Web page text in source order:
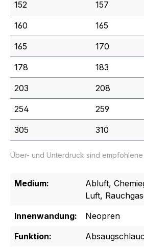
152 157
160 165
165 170
178 183
203 208
254 259
305 310
Über- und Unterdruck sind
Medium:
Abluft,
Luft,
Innenwandung:
Neopren
Funktion: